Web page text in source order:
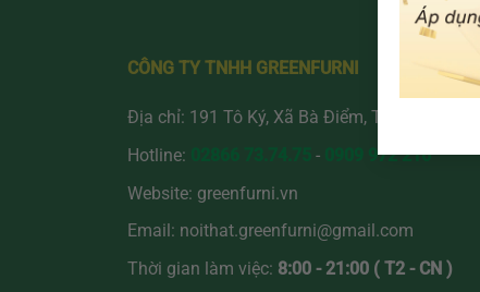
CÔNG TY TNHH GREENFURNI
Địa chỉ: 191 Tô Ký, Xã Bà Điểm, TP.Hồ Chí Minh
Hotline:
-
0909 972 216
Website: greenfurni.vn
Email: noithat.greenfurni@gmail.com
Thời gian làm việc: 8:00 - 21:00 ( T2 - CN )